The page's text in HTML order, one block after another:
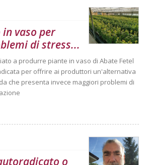
vaso per
di stress...
a produrre piante in vaso di Abate Fetel
per offrire ai produttori un'alternativa
che presenta invece maggiori problemi di
o